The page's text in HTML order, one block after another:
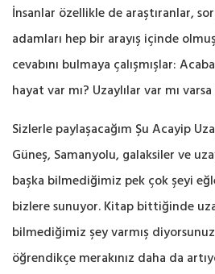
İnsanlar özellikle de araştıranlar,
adamları hep bir arayış içinde
cevabını bulmaya çalışmışlar:
hayat var mı? Uzaylılar var mı
Sizlerle paylaşacağım Şu Acayip
Güneş, Samanyolu, galaksiler ve
başka bilmediğimiz pek çok şeyi
bizlere sunuyor. Kitap bittiğinde
bilmediğimiz şey varmış
öğrendikçe merakınız daha da